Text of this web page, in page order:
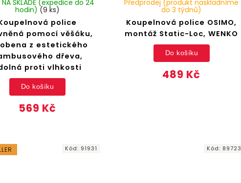
police
pomocí věšáku,
z estetického
dřeva,
proti vlhkosti
NA SKLADĚ (expedice do 24
hodin) (9 ks)
569 Kč
Do košíku
Koupelnová police OSIMO,
montáž Static-Loc, WENKO
Předprodej (produkt naskladníme
do 3 týdnů)
489 Kč
Do košíku
Kód: 91931 Kód: 89723